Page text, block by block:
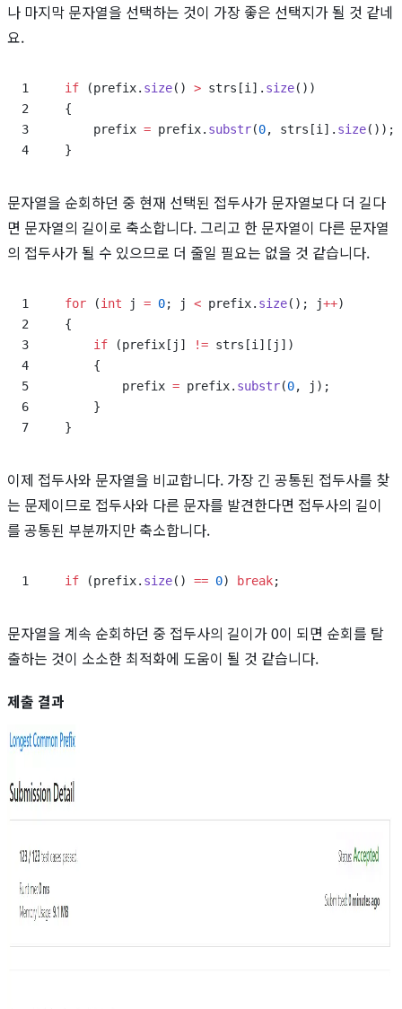
나 마지막 문자열을 선택하는 것이 가장 좋은 선택지가 될 것 같네
요.
if (prefix. size() > strs[i]. size())
{
    prefix
= prefix. substr(0, strs[i]. size());
}
문자열을 순회하던 중 현재 선택된 접두사가 문자열보다 더 길다
면 문자열의 길이로 축소합니다. 그리고 한 문자열이 다른 문자열
의 접두사가 될 수 있으므로 더 줄일 필요는 없을 것 같습니다.
for (int j = 0; j < prefix. size(); j++)
{
    if
(prefix[j] != strs[i][j])
    {
        prefix
= prefix. substr(0, j);
    }
}
이제 접두사와 문자열을 비교합니다. 가장 긴 공통된 접두사를 찾
는 문제이므로 접두사와 다른 문자를 발견한다면 접두사의 길이
를 공통된 부분까지만 축소합니다.
if (prefix. size() == 0) break;
문자열을 계속 순회하던 중 접두사의 길이가 0이 되면 순회를 탈
출하는 것이 소소한 최적화에 도움이 될 것 같습니다.
제출 결과